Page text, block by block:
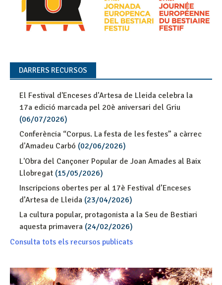
DARRERS RECURSOS
El Festival d'Enceses d'Artesa de Lleida celebra la
17a edició marcada pel 20è aniversari del Griu
(06/07/2026)
Conferència “Corpus. La festa de les festes” a càrrec
d'Amadeu Carbó (02/06/2026)
L'Obra del Cançoner Popular de Joan Amades al Baix
Llobregat (15/05/2026)
Inscripcions obertes per al 17è Festival d’Enceses
d’Artesa de Lleida (23/04/2026)
La cultura popular, protagonista a la Seu de Bestiari
aquesta primavera (24/02/2026)
Consulta tots els recursos publicats